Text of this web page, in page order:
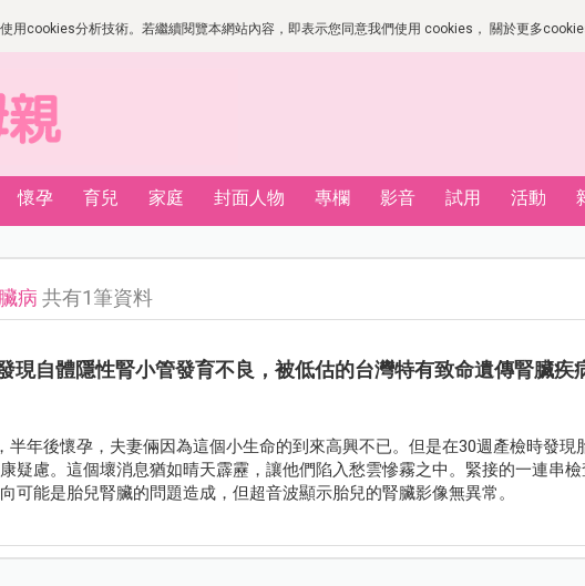
用cookies分析技術。若繼續閱覽本網站內容，即表示您同意我們使用 cookies， 關於更多
懷孕 育兒 家庭 封面人物 專欄 影音 試用 活動
病 共有1筆資料
現自體隱性腎小管發育不良，被低估的台灣特有致命遺傳腎臟疾
半年後懷孕，夫妻倆因為這個小生命的到來高興不已。但是在30週產檢時發現
疑慮。這個壞消息猶如晴天霹靂，讓他們陷入愁雲慘霧之中。緊接的一連串檢
可能是胎兒腎臟的問題造成，但超音波顯示胎兒的腎臟影像無異常。